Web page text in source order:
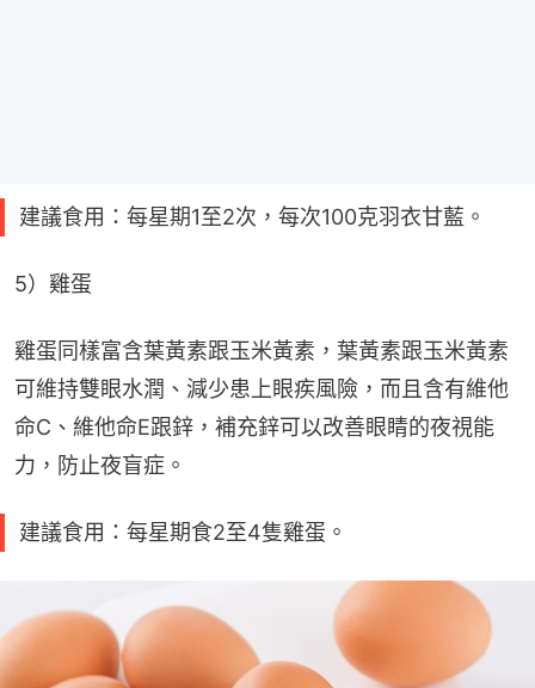
建議食用：每星期1至2次，每次100克羽衣甘藍。
5）雞蛋
雞蛋同樣富含葉黃素跟玉米黃素，葉黃素跟玉米黃素
可維持雙眼水潤、減少患上眼疾風險，而且含有維他
命C、維他命E跟鋅，補充鋅可以改善眼睛的夜視能
力，防止夜盲症。
建議食用：每星期食2至4隻雞蛋。